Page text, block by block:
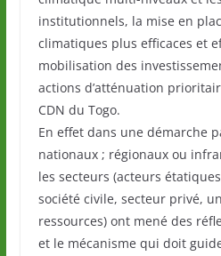
institutionnels, la mise en
climatiques plus efficaces et
mobilisation des
actions d’atténuation
CDN du Togo.
En effet dans une démarche
nationaux ; régionaux ou
les secteurs (acteurs
société civile, secteur privé,
ressources) ont mené des
et le mécanisme qui doit